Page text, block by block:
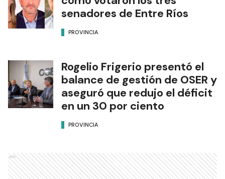
senadores de Entre Ríos
PROVINCIA
Rogelio Frigerio presentó el
balance de gestión de OSER y
aseguró que redujo el déficit
en un 30 por ciento
PROVINCIA
Ads